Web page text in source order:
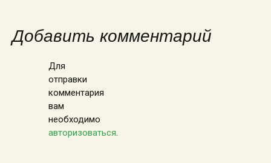
Добавить комментарий
Для
отправки
комментария
вам
необходимо
авторизоваться.